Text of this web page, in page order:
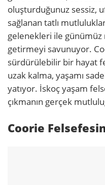
oluşturduğunuz sessiz,
sağlanan tatlı
gelenekleri ile günümüz
getirmeyi savunuyor.
sürdürülebilir bir hayat
uzak kalma, yaşamı
yatıyor. İskoç yaşam
çıkmanın gerçek
Coorie